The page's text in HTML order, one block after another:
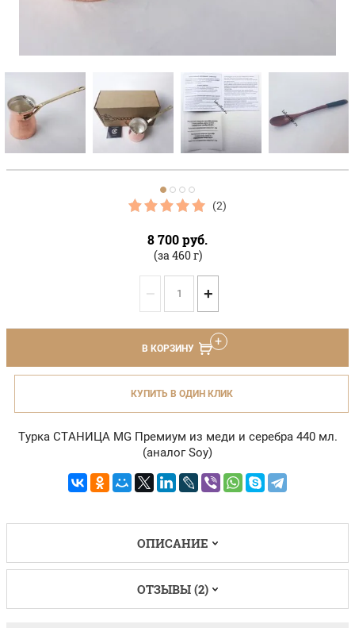
(2)
8 700руб.
(за 460 г)
− +
В КОРЗИНУ
КУПИТЬ В ОДИН КЛИК
Турка СТАНИЦА MG Премиум из меди и серебра 440 мл.
(аналог Soy)
ОПИСАНИЕ
ОТЗЫВЫ (2)